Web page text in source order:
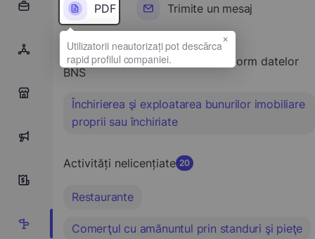
PDF Trimite un mesaj
Tipul principal de activitate conform datelor
BNS
Închirierea şi exploatarea bunurilor imobiliare
proprii sau închiriate
Activități nelicențiate 20
Restaurante
Comerţul cu amănuntul prin standuri şi pieţe
×